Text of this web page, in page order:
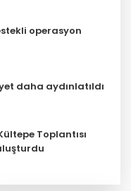
operasyon
daha aydınlatıldı
Toplantısı